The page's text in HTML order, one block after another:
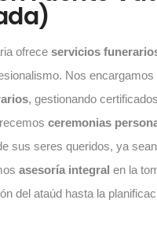
ofrece servicios
Nos encargamos
, gestionando
ceremonias
sus seres queridos, ya
asesoría integral en la
del ataúd hasta la